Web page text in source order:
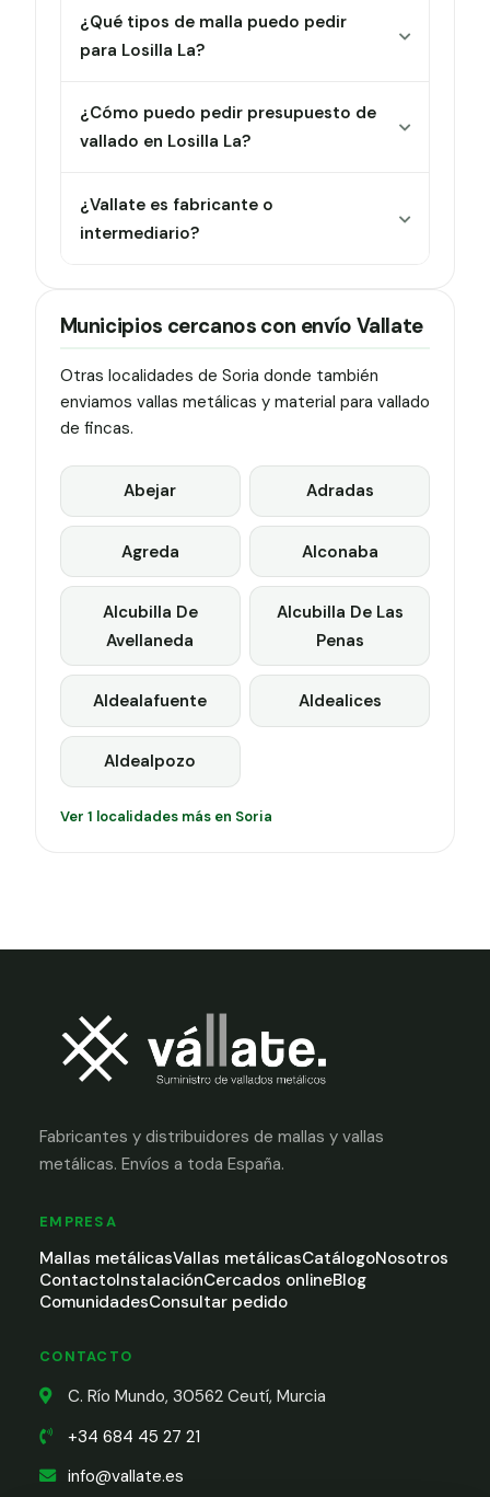
¿Qué tipos de malla puedo pedir
para Losilla La?
¿Cómo puedo pedir presupuesto de
vallado en Losilla La?
¿Vallate es fabricante o
intermediario?
Municipios cercanos con envío Vallate
Otras localidades de Soria donde también
enviamos vallas metálicas y material para vallado
de fincas.
Abejar Adradas
Agreda Alconaba
Alcubilla De
Avellaneda
Alcubilla De Las
Penas
Aldealafuente Aldealices
Aldealpozo
Ver 1 localidades más en Soria
Fabricantes y distribuidores de mallas y vallas
metálicas. Envíos a toda España.
EMPRESA
Mallas metálicasVallas metálicasCatálogoNosotros
ContactoInstalaciónCercados onlineBlog
ComunidadesConsultar pedido
CONTACTO
C. Río Mundo, 30562 Ceutí, Murcia
+34 684 45 27 21
info@vallate.es